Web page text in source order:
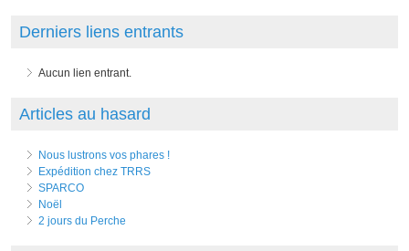
Derniers liens entrants
Aucun lien entrant.
Articles au hasard
Nous lustrons vos phares !
Expédition chez TRRS
SPARCO
Noël
2 jours du Perche